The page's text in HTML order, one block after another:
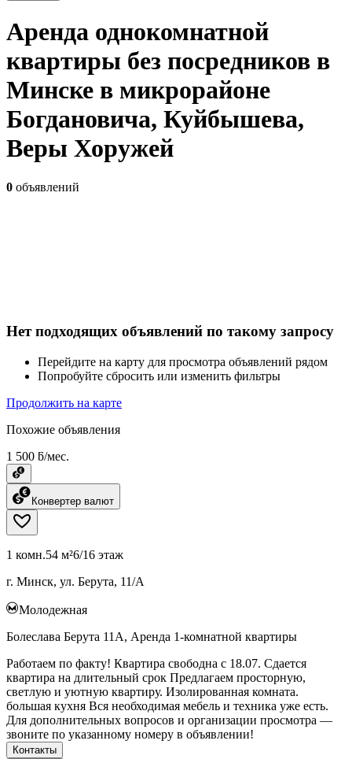
Аренда однокомнатной
квартиры без посредников в
Минске в микрорайоне
Богдановича, Куйбышева,
Веры Хоружей
0 объявлений
Нет подходящих объявлений по такому запросу
Перейдите на карту для просмотра объявлений рядом
Попробуйте сбросить или изменить фильтры
Продолжить на карте
Похожие объявления
1 500 ƃ/мес.
Конвертер валют
1 комн.54 м²6/16 этаж
г. Минск, ул. Берута, 11/А
Молодежная
Болеслава Берута 11А, Аренда 1-комнатной квартиры
Работаем по факту! Квартира свободна с 18.07. Сдается
квартира на длительный срок Предлагаем просторную,
светлую и уютную квартиру. Изолированная комната.
большая кухня Вся необходимая мебель и техника уже есть.
Для дополнительных вопросов и организации просмотра —
звоните по указанному номеру в объявлении!
Контакты